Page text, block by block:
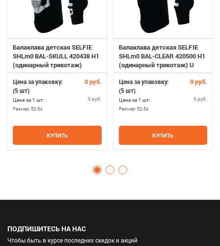
Балаклава детская SELFIE
SHLm0 BAL-SKULL 420438 H1
(одинарный трикотаж)
Цена за упаковку: 0 руб.
(5 шт)
Цена за 1 шт: 0 руб.
Размер:52-54
КУПИТЬ
Балаклава детская SELFIE
SHLm0 BAL-CLEAR 420500 H1
(одинарный трикотаж) U
Цена за упаковку: 0 руб.
(5 шт)
Цена за 1 шт: 0 руб.
Размер: 52-54
КУПИТЬ
ПОДПИШИТЕСЬ НА НАС
Чтобы быть в курсе последних скидок и акций